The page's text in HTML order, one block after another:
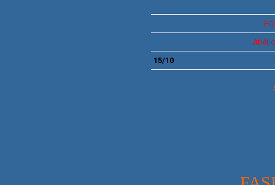
FC
15/10